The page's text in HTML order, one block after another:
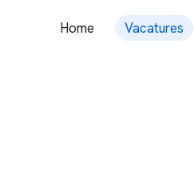
Home Vacatures